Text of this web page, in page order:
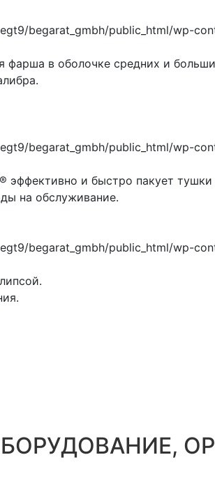
фарша в оболочке средних и
и быстро пакует
на обслуживание.